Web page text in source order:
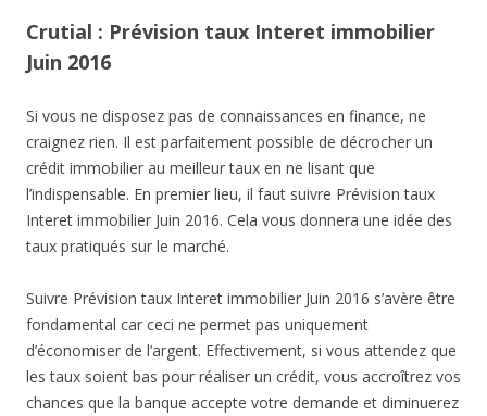
Crutial : Prévision taux Interet immobilier
Juin 2016
Si vous ne disposez pas de connaissances en finance, ne
craignez rien. Il est parfaitement possible de décrocher un
crédit immobilier au meilleur taux en ne lisant que
l’indispensable. En premier lieu, il faut suivre Prévision taux
Interet immobilier Juin 2016. Cela vous donnera une idée des
taux pratiqués sur le marché.
Suivre Prévision taux Interet immobilier Juin 2016 s’avère être
fondamental car ceci ne permet pas uniquement
d’économiser de l’argent. Effectivement, si vous attendez que
les taux soient bas pour réaliser un crédit, vous accroîtrez vos
chances que la banque accepte votre demande et diminuerez